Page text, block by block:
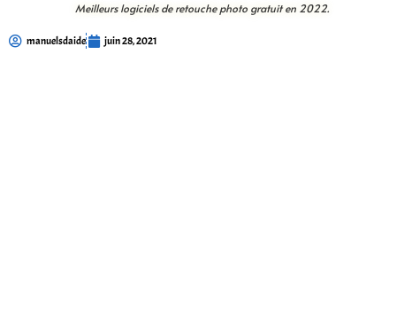
Meilleurs logiciels de retouche photo gratuit en 2022.
manuelsdaide juin 28, 2021